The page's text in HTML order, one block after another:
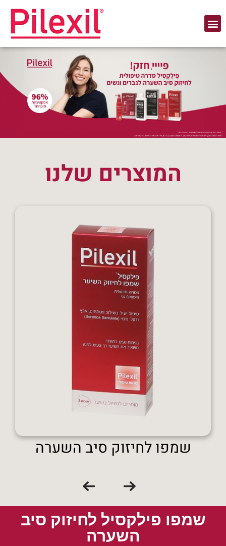
המוצרים שלנו
שמפו לחיזוק סיב השערה
שמפו פילקסיל לחיזוק סיב
השערה